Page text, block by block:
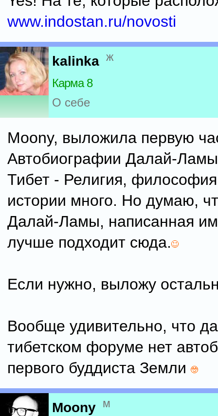
www.indostan.ru/novosti
kalinka ж
Карма 8
О себе
Moony, выложила первую
Автобиографии Далай-
Тибет - Религия,
истории много. Но думаю,
Далай-Ламы, написанная
лучше подходит сюда.
Если нужно, выложу
Вообще удивительно, что
тибетском форуме нет
первого буддиста Земли
Moony м